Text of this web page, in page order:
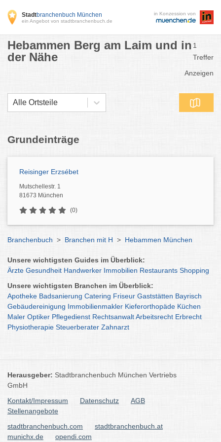
Stadtbranchenbuch München
ein Angebot von stadtbranchenbuch.de
in Konzession von
Hebammen Berg am Laim und in
der Nähe
1
Treffer
Anzeigen
Alle Ortsteile
Grundeinträge
Reisinger Erzsébet
Mutschellestr. 1
81673 München
(0)
Branchenbuch > Branchen mit H > Hebammen München
Unsere wichtigsten Guides im Überblick:
Ärzte Gesundheit Handwerker Immobilien Restaurants Shopping
Unsere wichtigsten Branchen im Überblick:
Apotheke Badsanierung Catering Friseur Gaststätten Bayrisch
Gebäudereinigung Immobilienmakler Kieferorthopäde Küchen
Maler Optiker Pflegedienst RechtsanwaltArbeitsrecht Erbrecht
Physiotherapie Steuerberater Zahnarzt
Herausgeber: Stadtbranchenbuch München Vertriebs
GmbH
Kontakt/Impressum
Datenschutz
AGB
Stellenangebote
stadtbranchenbuch.com
stadtbranchenbuch.at
munichx.de
opendi.com